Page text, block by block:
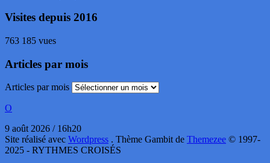
Visites depuis 2016
763 185 vues
Articles par mois
Articles par mois
O
9 août 2026 / 16h20
Site réalisé avec Wordpress . Thème Gambit de Themezee © 1997-
2025 - RYTHMES CROISÉS